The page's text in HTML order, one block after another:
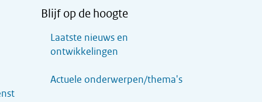
Blijf op de hoogte
Laatste nieuws en
ontwikkelingen
Actuele onderwerpen/thema's